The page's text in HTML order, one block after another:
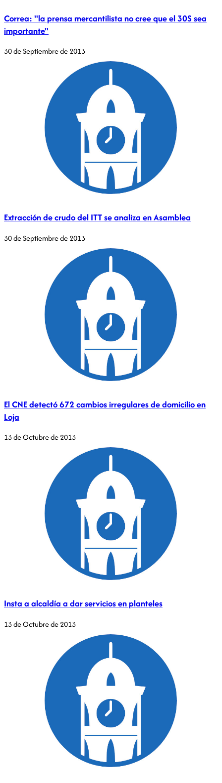
Correa: "la prensa mercantilista no cree que el 30S sea
importante"
30 de Septiembre de 2013
Extracción de crudo del ITT se analiza en Asamblea
30 de Septiembre de 2013
El CNE detectó 672 cambios irregulares de domicilio en
Loja
13 de Octubre de 2013
Insta a alcaldía a dar servicios en planteles
13 de Octubre de 2013